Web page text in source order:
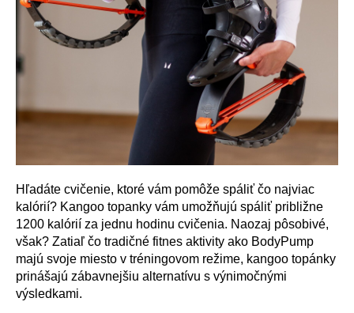
Hľadáte cvičenie, ktoré vám pomôže spáliť čo najviac
kalórií? Kangoo topanky vám umožňujú spáliť približne
1200 kalórií za jednu hodinu cvičenia. Naozaj pôsobivé,
však? Zatiaľ čo tradičné fitnes aktivity ako BodyPump
majú svoje miesto v tréningovom režime, kangoo topánky
prinášajú zábavnejšiu alternatívu s výnimočnými
výsledkami.